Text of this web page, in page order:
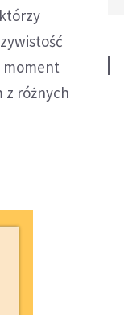
moment
z różnych